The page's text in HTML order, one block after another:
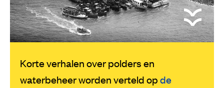
Korte verhalen over polders en
waterbeheer worden verteld opde